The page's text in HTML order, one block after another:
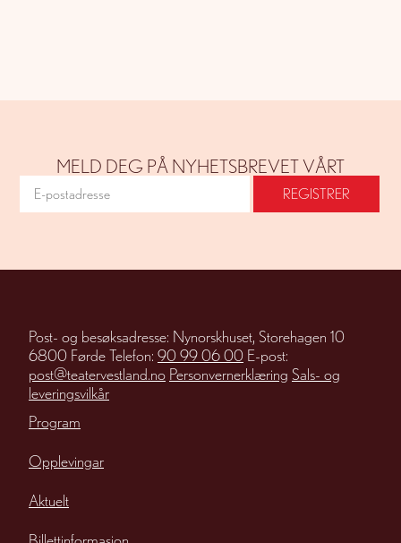
MELD DEG PÅ NYHETSBREVET VÅRT
Post- og besøksadresse: Nynorskhuset, Storehagen 10
6800 Førde Telefon: 90 99 06 00 E-post:
post@teatervestland.no Personvernerklæring Sals- og
leveringsvilkår
Program
Opplevingar
Aktuelt